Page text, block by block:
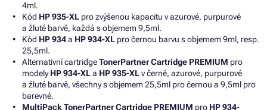
4ml.
Kód HP 935-XL pro zvýšenou kapacitu v azurové, purpurové
a žluté barvě, každá s objemem 9,5ml.
Kód HP 934a HP 934-XL pro černou barvu s objemem 9ml, resp.
25,5ml.
Alternativní cartridgeTonerPartner Cartridge PREMIUM pro
modelyHP 934-XLa HP 935-XLv černé, azurové, purpurové
a žluté barvě, všechny s objemem 25,5ml pro černou a 9,5ml pro
barevné.
MultiPack TonerPartner Cartridge PREMIUM pro HP 934-